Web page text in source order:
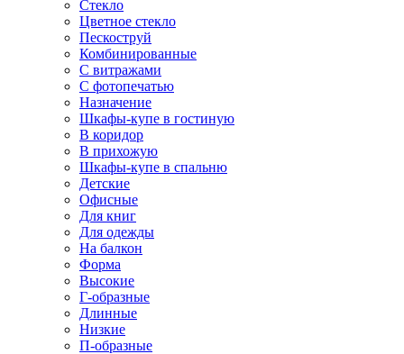
Стекло
Цветное стекло
Пескоструй
Комбинированные
С витражами
С фотопечатью
Назначение
Шкафы-купе в гостиную
В коридор
В прихожую
Шкафы-купе в спальню
Детские
Офисные
Для книг
Для одежды
На балкон
Форма
Высокие
Г-образные
Длинные
Низкие
П-образные